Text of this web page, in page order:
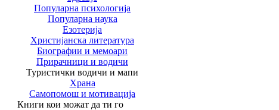
Популарна психологија
Популарна наука
Езотерија
Христијанска литература
Биографии и мемоари
Прирачници и водичи
Туристички водичи и мапи
Храна
Самопомош и мотивација
Книги кои можат да ти го